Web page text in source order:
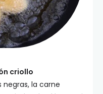
criollo
la carne